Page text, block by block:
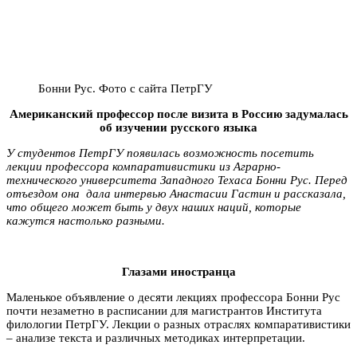
Бонни Рус. Фото с сайта ПетрГУ
Американский профессор после визита в Россию задумалась
об изучении русского языка
У студентов ПетрГУ появилась возможность посетить
лекции профессора компаративистики из Аграрно-
технического университета Западного Техаса Бонни Рус. Перед
отъездом она дала интервью Анастасии Гастин и рассказала,
что общего может быть у двух наших наций, которые
кажутся настолько разными.
Глазами иностранца
Маленькое объявление о десяти лекциях профессора Бонни Рус
почти незаметно в расписании для магистрантов Института
филологии ПетрГУ. Лекции о разных отраслях компаративистики
– анализе текста и различных методиках интерпретации.